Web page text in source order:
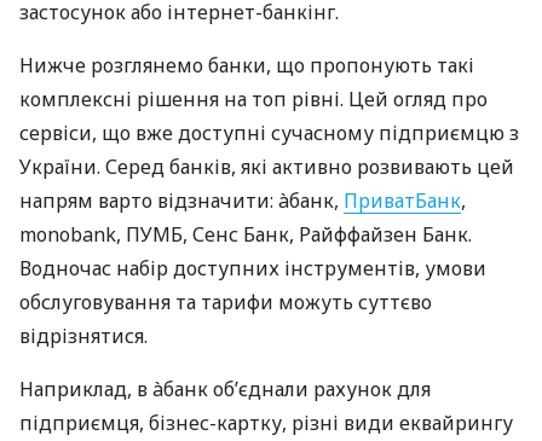
застосунок або інтернет-банкінг.
Нижче розглянемо банки, що пропонують такі
комплексні рішення на топ рівні. Цей огляд про
сервіси, що вже доступні сучасному підприємцю з
України. Серед банків, які активно розвивають цей
напрям варто відзначити: àбанк, ПриватБанк,
monobank, ПУМБ, Сенс Банк, Райффайзен Банк.
Водночас набір доступних інструментів, умови
обслуговування та тарифи можуть суттєво
відрізнятися.
Наприклад, в àбанк об’єднали рахунок для
підприємця, бізнес-картку, різні види еквайрингу